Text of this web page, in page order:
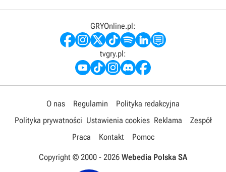
GRYOnline.pl:
tvgry.pl:
O nas Regulamin
Polityka redakcyjna
Polityka prywatności Ustawienia cookies Reklama
Zespół
Praca
Kontakt Pomoc
Copyright © 2000 - 2026 Webedia Polska SA